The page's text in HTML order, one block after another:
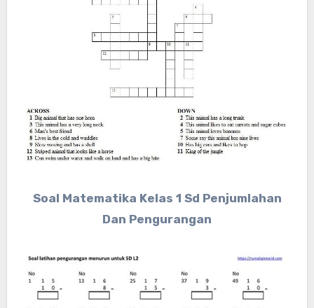
Soal Matematika Kelas 1 Sd Penjumlahan
Dan Pengurangan